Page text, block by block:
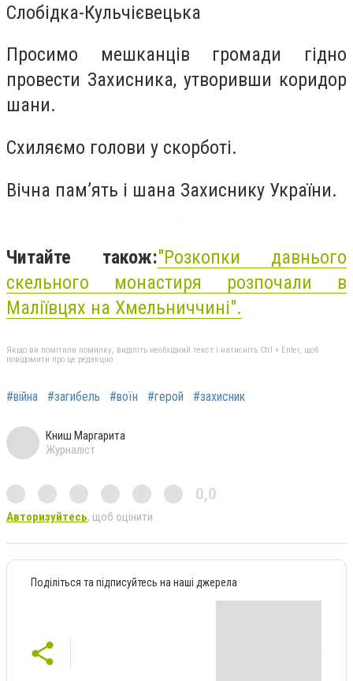
Слобідка-Кульчієвецька
Просимо мешканців громади гідно
провести Захисника, утворивши коридор
шани.
Схиляємо голови у скорботі.
Вічна пам’ять і шана Захиснику України.
Читайте також:"Розкопки давнього
скельного монастиря розпочали в
Маліївцях на Хмельниччині".
Якщо ви помітили помилку, виділіть необхідний текст і натисніть Ctrl + Enter, щоб
повідомити про це редакцію
#війна #загибель #воїн #герой #захисник
Книш Маргарита
Журналіст
0,0
Авторизуйтесь, щоб оцінити
Поділіться та підписуйтесь на наші джерела